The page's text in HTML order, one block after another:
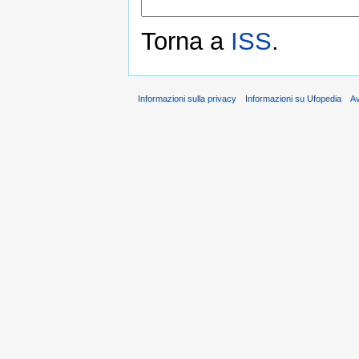
Torna a ISS.
Informazioni sulla privacy Informazioni su Ufopedia